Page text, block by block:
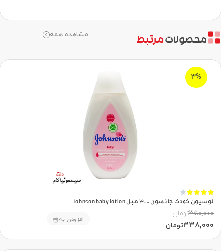
محصولاتمرتبط مشاهده همه
3%





لوسیون کودک جانسون 300 میل Johnson baby lotion
350,000تومان
338,000تومان
افزودن به